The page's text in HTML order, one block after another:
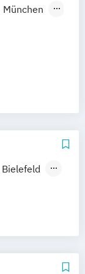
München
Bielefeld